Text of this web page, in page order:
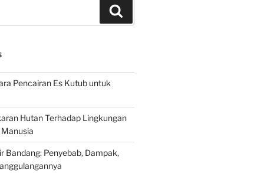
Pencairan Es Kutub untuk
Hutan Terhadap Lingkungan
Bandang: Penyebab, Dampak,